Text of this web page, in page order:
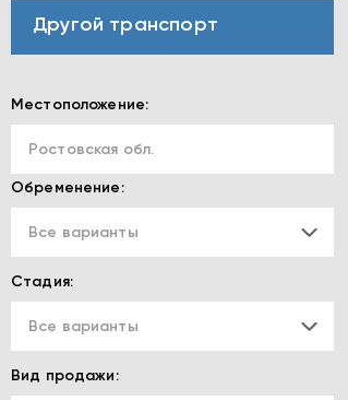
Другой транспорт
Местоположение:
Ростовская обл.
Обременение:
Все варианты
Стадия:
Все варианты
Вид продажи: